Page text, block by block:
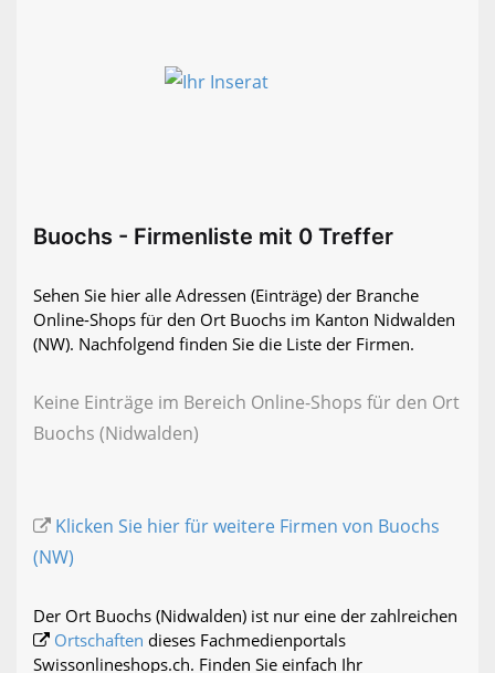
Buochs - Firmenliste mit 0 Treffer
Sehen Sie hier alle Adressen (Einträge) der Branche
Online-Shops für den Ort Buochs im Kanton Nidwalden
(NW). Nachfolgend finden Sie die Liste der Firmen.
Keine Einträge im Bereich Online-Shops für den Ort
Buochs (Nidwalden)
Klicken Sie hier für weitere Firmen von Buochs
(NW)
Der Ort Buochs (Nidwalden) ist nur eine der zahlreichen
Ortschaften dieses Fachmedienportals
Swissonlineshops.ch. Finden Sie einfach Ihr